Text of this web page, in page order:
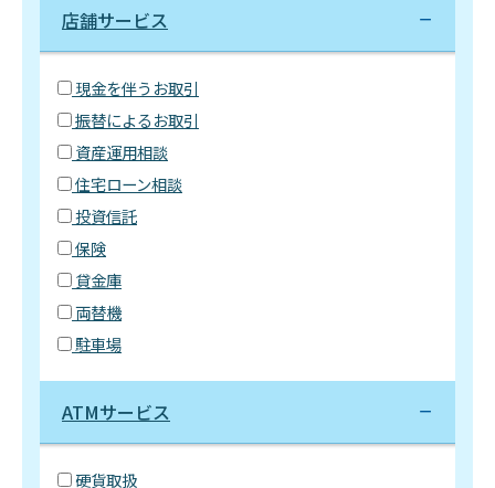
店舗サービス
現金を伴うお取引
振替によるお取引
資産運用相談
住宅ローン相談
投資信託
保険
貸金庫
両替機
駐車場
ATMサービス
硬貨取扱